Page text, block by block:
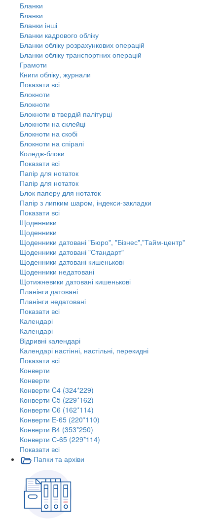
Бланки
Бланки
Бланки інші
Бланки кадрового обліку
Бланки обліку розрахункових операцій
Бланки обліку транспортних операцій
Грамоти
Книги обліку, журнали
Показати всі
Блокноти
Блокноти
Блокноти в твердій палітурці
Блокноти на склейці
Блокноти на скобі
Блокноти на спіралі
Коледж-блоки
Показати всі
Папір для нотаток
Папір для нотаток
Блок паперу для нотаток
Папір з липким шаром, індекси-закладки
Показати всі
Щоденники
Щоденники
Щоденники датовані "Бюро", "Бізнес","Тайм-центр"
Щоденники датовані "Стандарт"
Щоденники датовані кишенькові
Щоденники недатовані
Щотижневики датовані кишенькові
Планінги датовані
Планінги недатовані
Показати всі
Календарі
Календарі
Відривні календарі
Календарі настінні, настільні, перекидні
Показати всі
Конверти
Конверти
Конверти C4 (324*229)
Конверти C5 (229*162)
Конверти C6 (162*114)
Конверти E-65 (220*110)
Конверти В4 (353*250)
Конверти С-65 (229*114)
Показати всі
Папки та архіви